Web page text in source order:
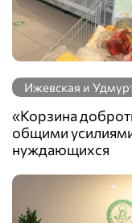
Ижевская и
«Корзина
общими
нуждающихся